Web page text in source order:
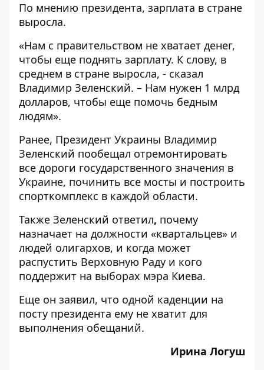
По мнению президента, зарплата в стране
выросла.
«Нам с правительством не хватает денег,
чтобы еще поднять зарплату. К слову, в
среднем в стране выросла, - сказал
Владимир Зеленский. – Нам нужен 1 млрд
долларов, чтобы еще помочь бедным
людям».
Ранее, Президент Украины Владимир
Зеленский пообещал отремонтировать
все дороги государственного значения в
Украине, починить все мосты и построить
спорткомплекс в каждой области.
Также Зеленский ответил, почему
назначает на должности «квартальцев» и
людей олигархов, и когда может
распустить Верховную Раду и кого
поддержит на выборах мэра Киева.
Еще он заявил, что одной каденции на
посту президента ему не хватит для
выполнения обещаний.
Ирина Логуш